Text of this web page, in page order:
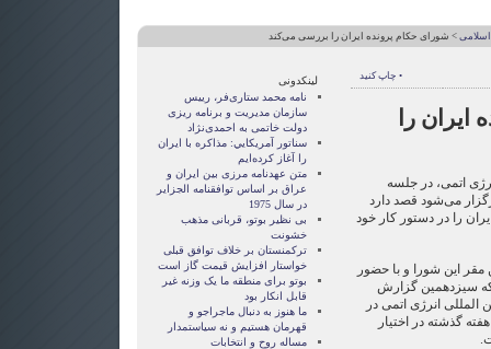
> شورای حکام پرونده ایران را بررسی می‌کند
• چاپ کنید
را
اتمی، در جلسه
می‌شود قصد دارد
را در دستور کار خود
این شورا و با حضور
سیزدهمین گزارش
المللی انرژی اتمی در
گذشته در اختیار
لینکدونی
نامه محمد ستاری‌فر، رییس
سازمان مدیریت و برنامه ریزی
دولت خاتمی به احمدی‌نژاد
سناتور آمريکايي: مذاکره با ايران
را آغاز کرده‌ايم
متن عهدنامه مرزى بين ايران و
عراق بر اساس توافقنامه الجزاير
در سال 1975
بی نظیر بوتو، قربانی مذهب
خشونت
ترکمنستان بر خلاف توافق قبلی
خواستار افزایش قیمت گاز است
بوتو برای منطقه ما یک وزنه غیر
قابل انکار بود
ما هنوز به دنبال ماجراجو و
قهرمان هستيم و نه سياستمدار
مساله روح و انتخابات